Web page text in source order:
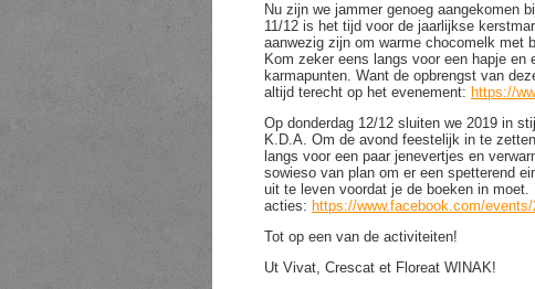
Nu zijn we jammer genoeg aangekomen
11/12 is het tijd voor de jaarlijkse
aanwezig zijn om warme chocomelk met
Kom zeker eens langs voor een hapje
karmapunten. Want de opbrengst van
altijd terecht op het evenement: https://
Op donderdag 12/12 sluiten we 2019 in
K.D.A. Om de avond feestelijk in te
langs voor een paar jenevertjes en
sowieso van plan om er een spetterend
uit te leven voordat je de boeken in
acties: https://www.facebook.com/
Tot op een van de activiteiten!
Ut Vivat, Crescat et Floreat WINAK!